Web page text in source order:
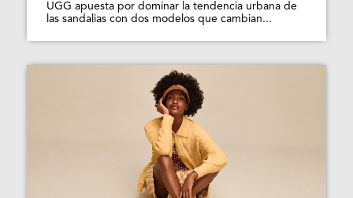
UGG apuesta por dominar la tendencia urbana de
las sandalias con dos modelos que cambian...